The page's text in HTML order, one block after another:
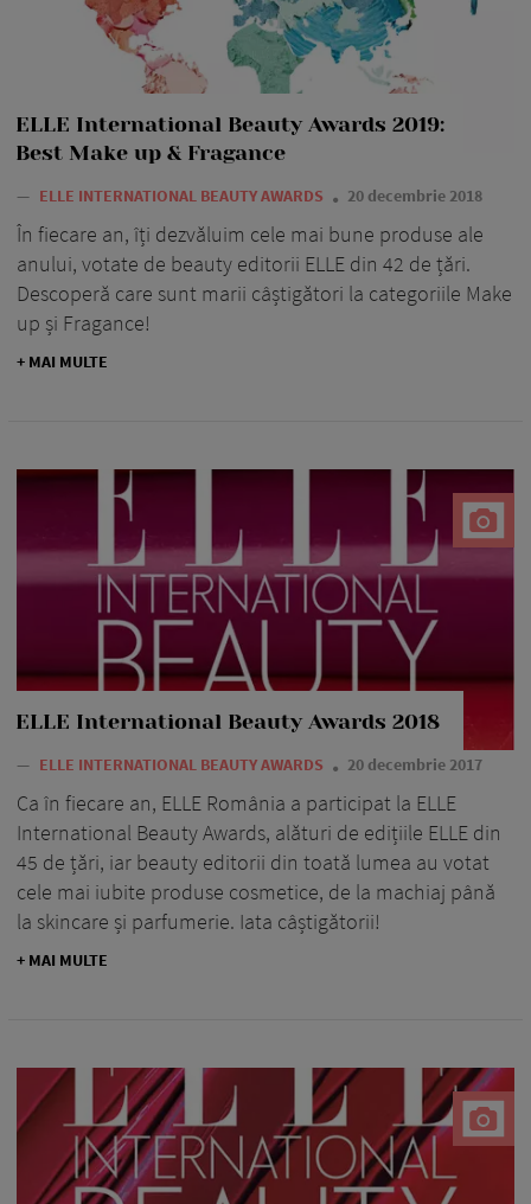
ELLE International Beauty Awards 2019:
Best Make up & Fragance
— ELLE INTERNATIONAL BEAUTY AWARDS 20 decembrie 2018
În fiecare an, îți dezvăluim cele mai bune produse ale
anului, votate de beauty editorii ELLE din 42 de țări.
Descoperă care sunt marii câștigători la categoriile Make
up și Fragance!
+ MAI MULTE
ELLE International Beauty Awards 2018
— ELLE INTERNATIONAL BEAUTY AWARDS 20 decembrie 2017
Ca în fiecare an, ELLE România a participat la ELLE
International Beauty Awards, alături de edițiile ELLE din
45 de țări, iar beauty editorii din toată lumea au votat
cele mai iubite produse cosmetice, de la machiaj până
la skincare și parfumerie. Iata câștigătorii!
+ MAI MULTE